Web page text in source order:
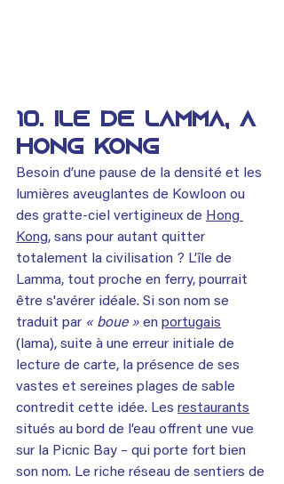
10. Île de Lamma, à
Hong Kong
Besoin d’une pause de la densité et les
lumières aveuglantes de Kowloon ou
des gratte-ciel vertigineux de Hong
Kong, sans pour autant quitter
totalement la civilisation ? L’île de
Lamma, tout proche en ferry, pourrait
être s'avérer idéale. Si son nom se
traduit par « boue » en portugais
(lama), suite à une erreur initiale de
lecture de carte, la présence de ses
vastes et sereines plages de sable
contredit cette idée. Les restaurants
situés au bord de l’eau offrent une vue
sur la Picnic Bay – qui porte fort bien
son nom. Le riche réseau de sentiers de